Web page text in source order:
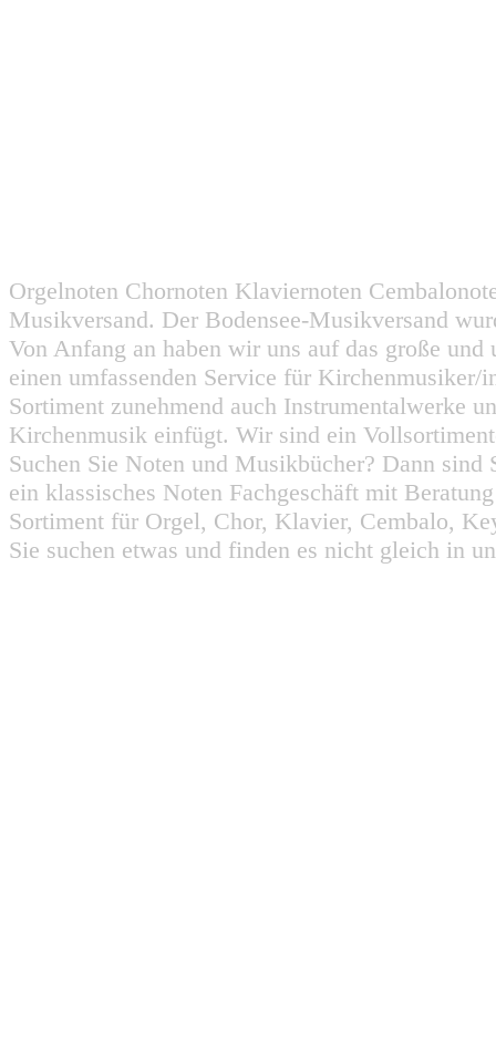
Orgelnoten Chornoten Klaviernoten
Musikversand. Der Bodensee-Musikversand
Von Anfang an haben wir uns auf das große
einen umfassenden Service für
Sortiment zunehmend auch Instrumentalwerke
Kirchenmusik einfügt. Wir sind ein
Suchen Sie Noten und Musikbücher? Dann
ein klassisches Noten Fachgeschäft mit
Sortiment für Orgel, Chor, Klavier, Cembalo,
Sie suchen etwas und finden es nicht gleich in